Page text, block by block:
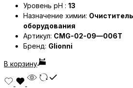
Уровень pH : 13
Назначение химии:
оборудования
Артикул: CMG-02-09—006T
Бренд: Glionni
В корзину